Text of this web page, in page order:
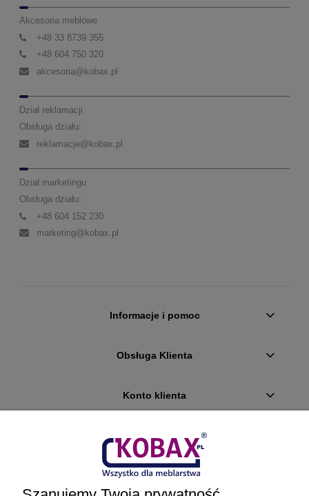
Akcesoria meblowe
+48 33 8739 355
+48 604 750 320
akcesoria@kobax.pl
Dział reklamacji
Obsługa działu:
reklamacje@kobax.pl
Dział marketingu
Obsługa działu:
+48 604 152 230
marketing@kobax.pl
Informacje i pomoc
Obsługa Klienta
Konto klienta
Płatności i dostawa
Ciekawostki